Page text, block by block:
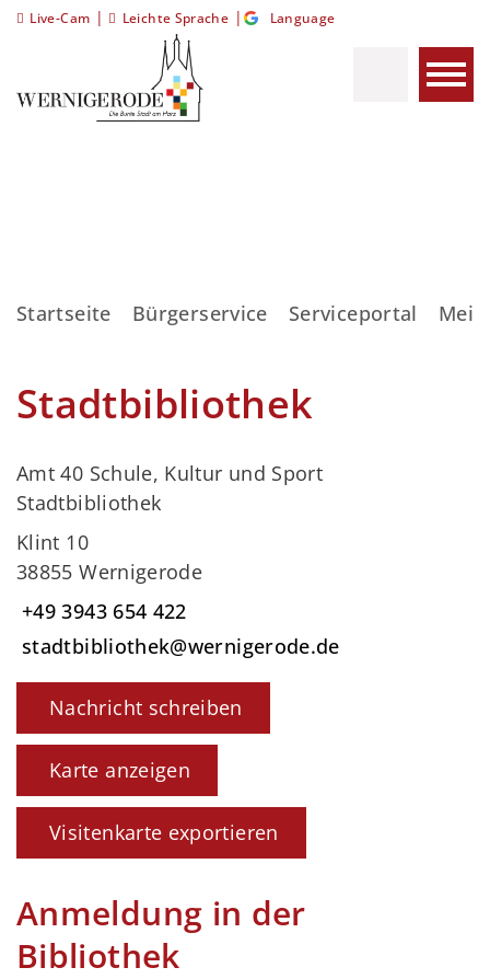
Live-Cam | Leichte Sprache | Language
Startseite Bürgerservice Serviceportal
Stadtbibliothek
Amt 40 Schule, Kultur und Sport
Stadtbibliothek
Klint 10
38855 Wernigerode
+49 3943 654 422
stadtbibliothek@wernigerode.de
Nachricht schreiben
Karte anzeigen
Visitenkarte exportieren
Anmeldung in der
Bibliothek